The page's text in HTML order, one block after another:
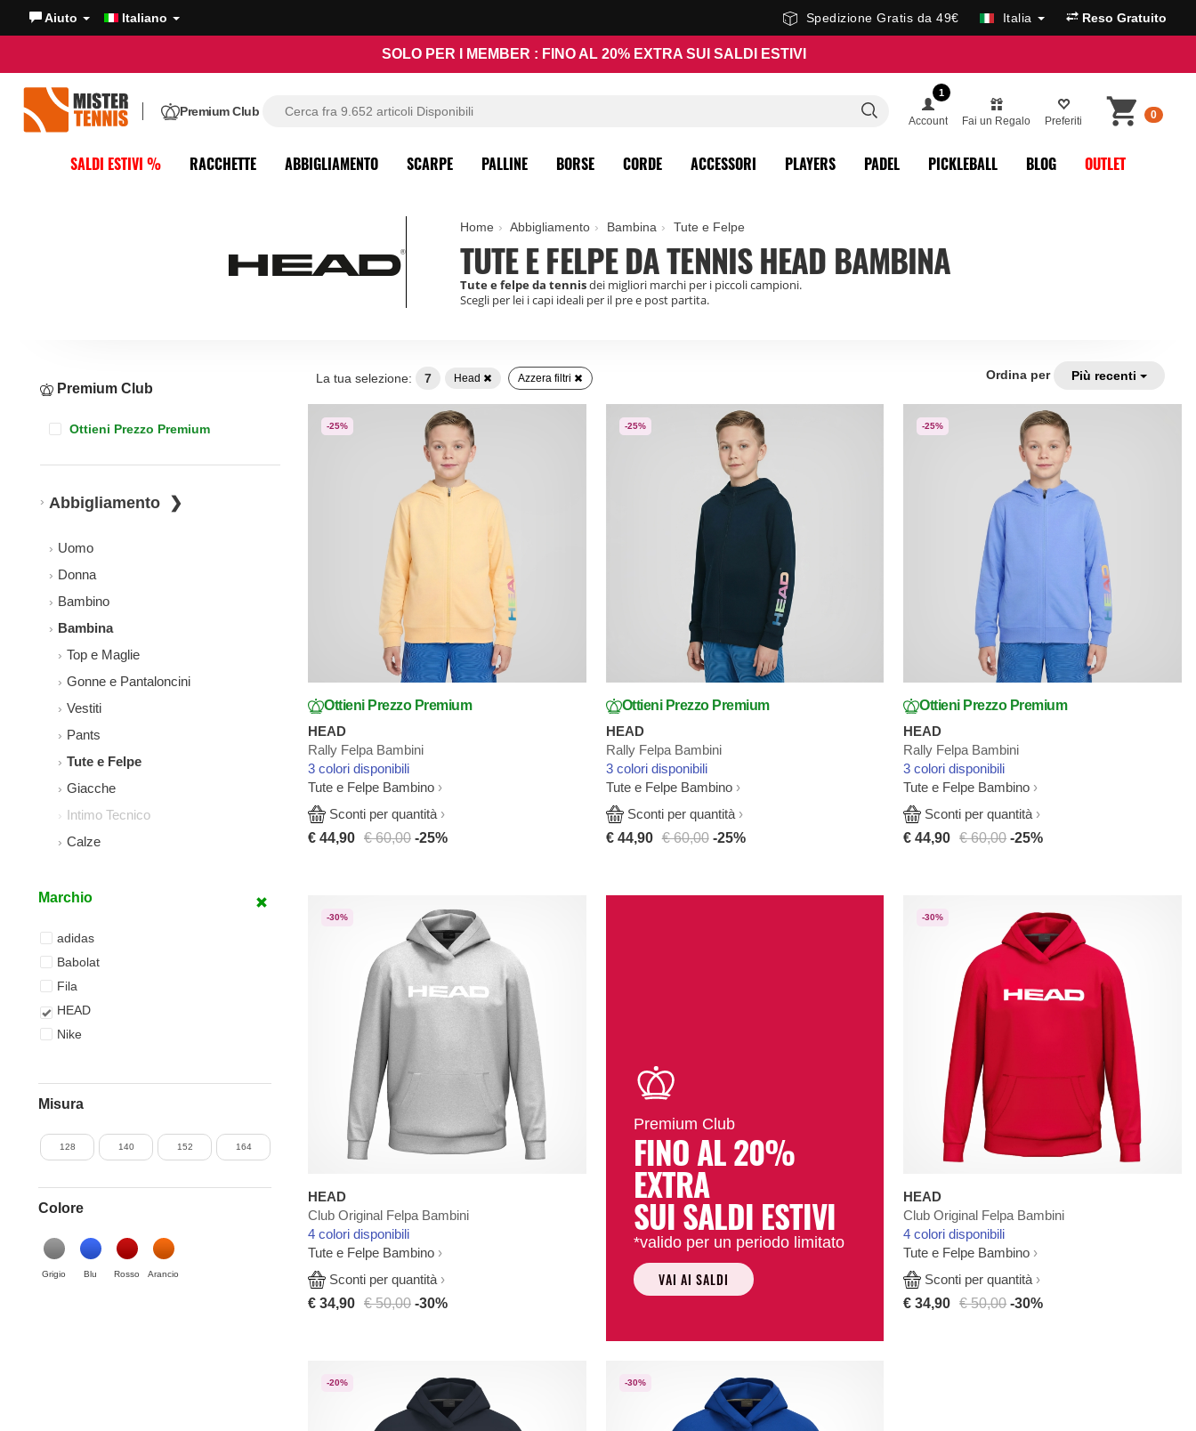
Aiuto Italiano Spedizione Gratis da 49€ Italia Reso Gratuito
SOLO PER I MEMBER : FINO AL 20% EXTRA SUI SALDI ESTIVI
Premium Club
1
Account Fai un Regalo Preferiti 0
SALDI ESTIVI % RACCHETTE ABBIGLIAMENTO SCARPE PALLINE BORSE CORDE ACCESSORI PLAYERS PADEL PICKLEBALL BLOG OUTLET
Home Abbigliamento Bambina Tute e Felpe
TUTE E FELPE DA TENNIS HEAD BAMBINA
Tute e felpe da tennisdei migliori marchi per i piccoli campioni.
Scegli per lei i capi ideali per il pre e post partita.
Premium Club
Ottieni Prezzo Premium
Abbigliamento
Uomo
Donna
Bambino
Bambina
Top e Maglie
Gonne e Pantaloncini
Vestiti
Pants
Tute e Felpe
Giacche
Intimo Tecnico
Calze
Marchio
adidas
Babolat
Fila
HEAD
Nike
Misura
128 140 152 164
Colore
Grigio Blu Rosso Arancio
Ordina per Più recenti
La tua selezione: 7 Head Azzera filtri
-25%
Ottieni Prezzo Premium
HEAD
Rally Felpa Bambini
3 colori disponibili
Tute e Felpe Bambino
Sconti per quantità
€ 44,90 € 60,00 -25%
-25%
Ottieni Prezzo Premium
HEAD
Rally Felpa Bambini
3 colori disponibili
Tute e Felpe Bambino
Sconti per quantità
€ 44,90 € 60,00 -25%
-25%
Ottieni Prezzo Premium
HEAD
Rally Felpa Bambini
3 colori disponibili
Tute e Felpe Bambino
Sconti per quantità
€ 44,90
€ 60,00 -25%
-30%
HEAD
Club Original Felpa Bambini
4 colori disponibili
Tute e Felpe Bambino
Sconti per quantità
€ 34,90 € 50,00 -30%
Premium Club
FINO AL 20%
EXTRA
SUI SALDI ESTIVI
*valido per un periodo limitato
VAI AI SALDI
-30%
HEAD
Club Original Felpa Bambini
4 colori disponibili
Tute e Felpe Bambino
Sconti per quantità
€ 34,90
€ 50,00 -30%
-20% -30%